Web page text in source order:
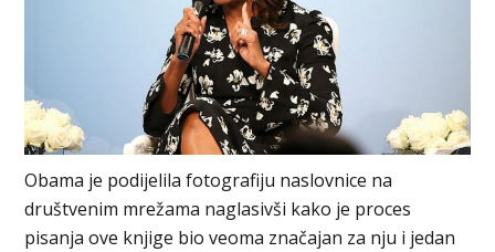
Obama je podijelila fotografiju naslovnice na
društvenim mrežama naglasivši kako je proces
pisanja ove knjige bio veoma značajan za nju i jedan